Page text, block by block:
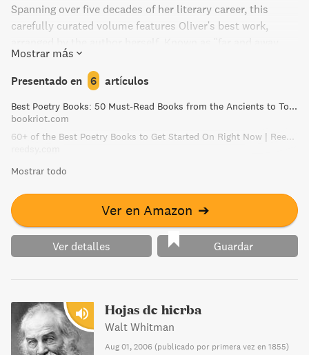
Spanning over five decades of her literary career, this
carefully curated volume features Oliver's best work,
this country's best selling poet," Oliver's masterful verse
will leave you feeling inspired and enlightened by her
passionate observations of the natural world.
Mostrar más
Presentado en 6 artículos
Best Poetry Books: 50 Must-Read Books from the Ancients to Today
bookriot.com
60+ of the Best Poetry Books to Get Started On Right Now | Reedsy Discovery
Mostrar todo
Ver en Amazon ➔
Ver detalles Guardar
Hojas de hierba
Walt Whitman
Aug 01, 2006 (publicado por primera vez en 1855)